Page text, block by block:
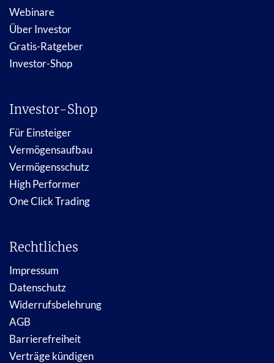
Webinare
Über Investor
Gratis-Ratgeber
Investor-Shop
Investor-Shop
Für Einsteiger
Vermögensaufbau
Vermögensschutz
High Performer
One Click Trading
Rechtliches
Impressum
Datenschutz
Widerrufsbelehrung
AGB
Barrierefreiheit
Verträge kündigen